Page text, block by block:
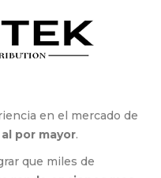
en el mercado de
por mayor.
que miles de